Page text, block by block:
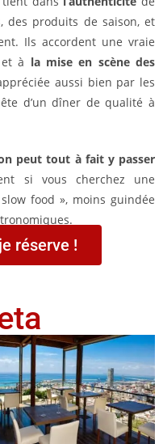
des produits de saison, et
Ils accordent une vraie
à la mise en scène des
aussi bien par les
d’un dîner de qualité à
peut tout à fait y passer
si vous cherchez une
food », moins guindée
réserve !